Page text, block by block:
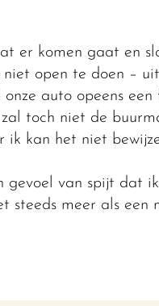
er komen gaat en
open te doen –
auto opeens
toch niet de
ik kan het niet
gevoel van spijt dat
steeds meer als een